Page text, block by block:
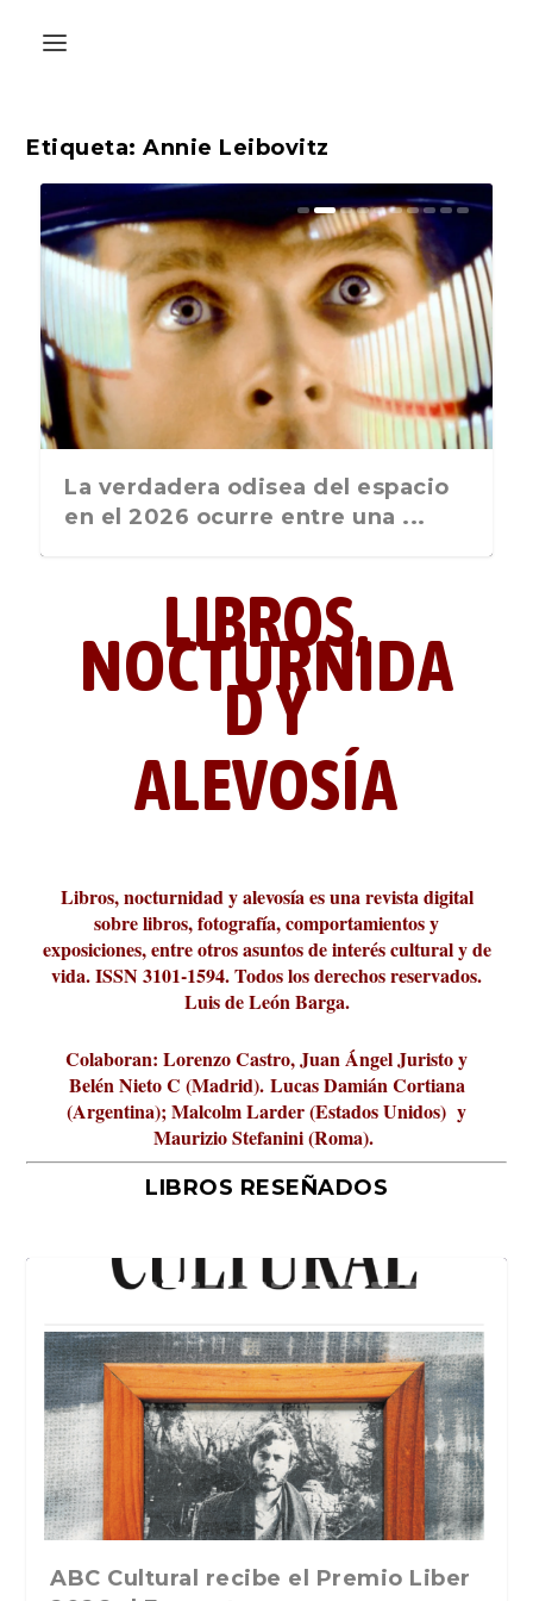
Etiqueta:Annie Leibovitz
La última postal de la temporada
nos recuerda que nos vamos ...
La verdadera odisea del espacio
en el 2026 ocurre entre una ...
Liber 2026 al Fomento de la Le...
Revista Cultural Turia, númer...
10.000 pasos al día? Lo que d...
paisajística del mar de Sicil...
París
metafísicos de la novela ne...
LIBROS,
NOCTURNIDA
D Y
ALEVOSÍA
Libros, nocturnidad y alevosía es una revista digital
sobre libros, fotografía, comportamientos y
exposiciones, entre otros asuntos de interés cultural y de
vida. ISSN 3101-1594. Todos los derechos reservados.
Luis de León Barga.
Colaboran: Lorenzo Castro, Juan Ángel Juristo y
Belén Nieto C (Madrid). Lucas Damián Cortiana
(Argentina); Malcolm Larder (Estados Unidos) y
Maurizio Stefanini (Roma).
LIBROS RESEÑADOS
La verdadera odisea del espacio en
La cultura de la transgresión.